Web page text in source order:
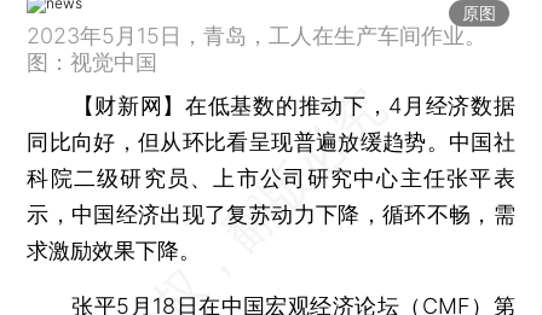
原图
2023年5月15日，青岛，工人在生产车间作业。
图：视觉中国
【财新网】在低基数的推动下，4月经济数据
同比向好，但从环比看呈现普遍放缓趋势。中国社
科院二级研究员、上市公司研究中心主任张平表
示，中国经济出现了复苏动力下降，循环不畅，需
求激励效果下降。
张平5月18日在中国宏观经济论坛（CMF）第